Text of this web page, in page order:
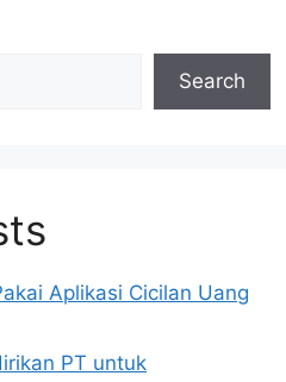
Search
Aplikasi Cicilan Uang
PT untuk